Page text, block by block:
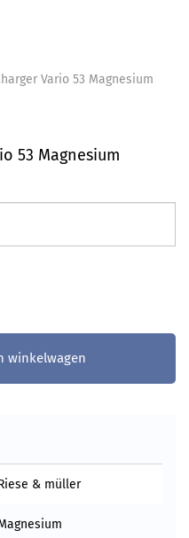
Vario 53 Magnesium
53 Magnesium
winkelwagen
& müller